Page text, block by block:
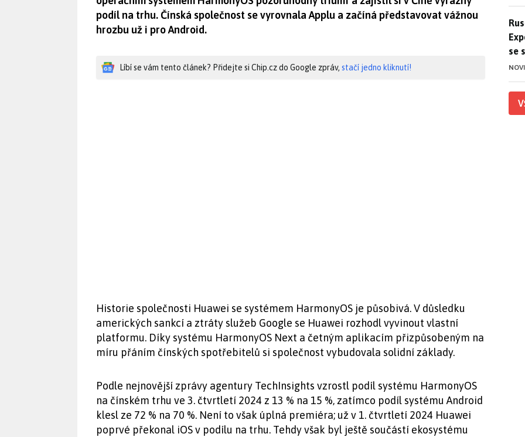
podíl na trhu. Čínská společnost se vyrovnala Applu a začíná představovat vážnou
hrozbu už i pro Android.
Líbí se vám tento článek? Přidejte si Chip.cz do Google zpráv, stačí jedno kliknutí!
Historie společnosti Huawei se systémem HarmonyOS je působivá. V důsledku
amerických sankcí a ztráty služeb Google se Huawei rozhodl vyvinout vlastní
platformu. Díky systému HarmonyOS Next a četným aplikacím přizpůsobeným na
míru přáním čínských spotřebitelů si společnost vybudovala solidní základy.
Podle nejnovější zprávy agentury TechInsights vzrostl podíl systému HarmonyOS
na čínském trhu ve 3. čtvrtletí 2024 z 13 % na 15 %, zatímco podíl systému Android
klesl ze 72 % na 70 %. Není to však úplná premiéra; už v 1. čtvrtletí 2024 Huawei
poprvé překonal iOS v podílu na trhu. Tehdy však byl ještě součástí ekosystému
se